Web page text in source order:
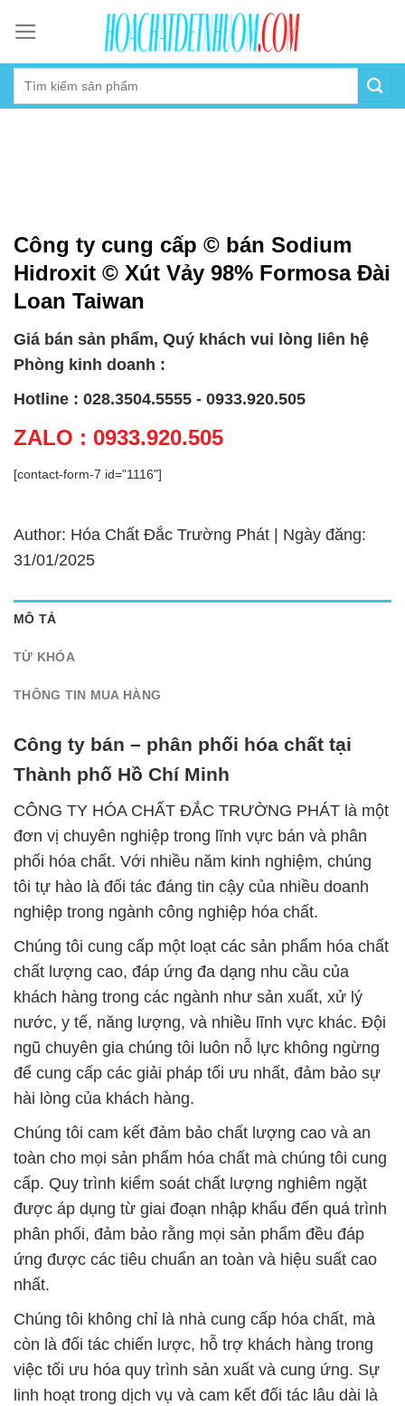
content
Công ty cung cấp © bán Sodium
Hidroxit © Xút Vảy 98% Formosa Đài
Loan Taiwan
Giá bán sản phẩm, Quý khách vui lòng liên hệ
Phòng kinh doanh :
Hotline : 028.3504.5555 - 0933.920.505
ZALO : 0933.920.505
[contact-form-7 id="1116"]
Author: Hóa Chất Đắc Trường Phát | Ngày đăng:
31/01/2025
MÔ TẢ
TỪ KHÓA
THÔNG TIN MUA HÀNG
Công ty bán – phân phối hóa chất tại
Thành phố Hồ Chí Minh
CÔNG TY HÓA CHẤT ĐẮC TRƯỜNG PHÁT là một
đơn vị chuyên nghiệp trong lĩnh vực bán và phân
phối hóa chất. Với nhiều năm kinh nghiệm, chúng
tôi tự hào là đối tác đáng tin cậy của nhiều doanh
nghiệp trong ngành công nghiệp hóa chất.
Chúng tôi cung cấp một loạt các sản phẩm hóa chất
chất lượng cao, đáp ứng đa dạng nhu cầu của
khách hàng trong các ngành như sản xuất, xử lý
nước, y tế, năng lượng, và nhiều lĩnh vực khác. Đội
ngũ chuyên gia chúng tôi luôn nỗ lực không ngừng
để cung cấp các giải pháp tối ưu nhất, đảm bảo sự
hài lòng của khách hàng.
Chúng tôi cam kết đảm bảo chất lượng cao và an
toàn cho mọi sản phẩm hóa chất mà chúng tôi cung
cấp. Quy trình kiểm soát chất lượng nghiêm ngặt
được áp dụng từ giai đoạn nhập khẩu đến quá trình
phân phối, đảm bảo rằng mọi sản phẩm đều đáp
ứng được các tiêu chuẩn an toàn và hiệu suất cao
nhất.
Chúng tôi không chỉ là nhà cung cấp hóa chất, mà
còn là đối tác chiến lược, hỗ trợ khách hàng trong
việc tối ưu hóa quy trình sản xuất và cung ứng. Sự
linh hoạt trong dịch vụ và cam kết đối tác lâu dài là